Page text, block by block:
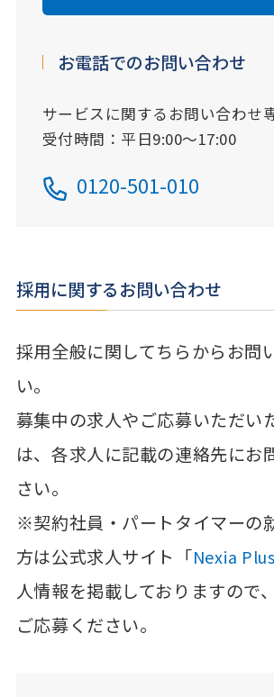
お電話でのお問い合わせ
サービスに関するお問い合わせ
受付時間：平日9:00～17:00
0120-501-010
採用に関するお問い合わせ
採用全般に関してちらからお問
い。
募集中の求人やご応募いただい
は、各求人に記載の連絡先にお
さい。
※契約社員・パートタイマーの
方は公式求人サイト「Nexia
人情報を掲載しておりますので
ご応募ください。